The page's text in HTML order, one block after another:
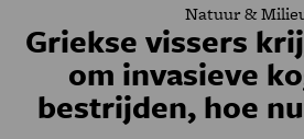
Natuur &
Griekse vissers
om invasieve
bestrijden, hoe